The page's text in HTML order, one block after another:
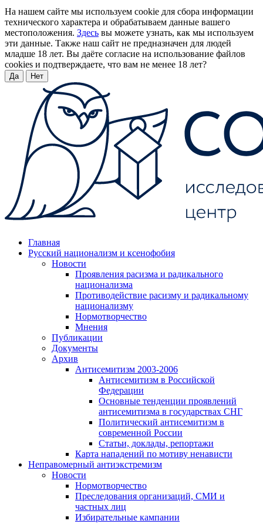
На нашем сайте мы используем cookie для сбора информации
технического характера и обрабатываем данные вашего
местоположения. Здесь вы можете узнать, как мы используем
эти данные. Также наш сайт не предназначен для людей
младше 18 лет. Вы даёте согласие на использование файлов
cookies и подтверждаете, что вам не менее 18 лет?
Да Нет
Главная
Русский национализм и ксенофобия
Новости
Проявления расизма и радикального
национализма
Противодействие расизму и радикальному
национализму
Нормотворчество
Мнения
Публикации
Документы
Архив
Антисемитизм 2003-2006
Антисемитизм в Российской
Федерации
Основные тенденции проявлений
антисемитизма в государствах СНГ
Политический антисемитизм в
современной России
Статьи, доклады, репортажи
Карта нападений по мотиву ненависти
Неправомерный антиэкстремизм
Новости
Нормотворчество
Преследования организаций, СМИ и
частных лиц
Избирательные кампании